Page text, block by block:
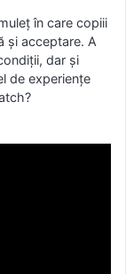
în care copiii
și acceptare. A
dar și
de experiențe